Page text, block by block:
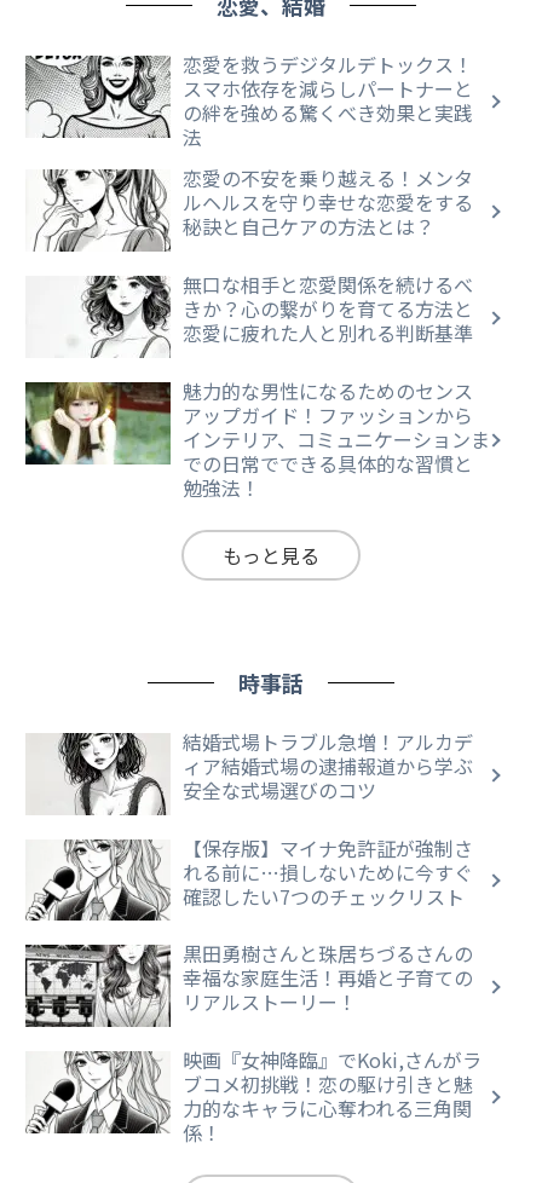
恋愛を救うデジタルデトックス！
スマホ依存を減らしパートナーと
の絆を強める驚くべき効果と実践
法
恋愛の不安を乗り越える！メンタ
ルヘルスを守り幸せな恋愛をする
秘訣と自己ケアの方法とは？
無口な相手と恋愛関係を続けるべ
きか？心の繋がりを育てる方法と
恋愛に疲れた人と別れる判断基準
魅力的な男性になるためのセンス
アップガイド！ファッションから
インテリア、コミュニケーションま
での日常でできる具体的な習慣と
勉強法！
もっと見る
時事話
結婚式場トラブル急増！アルカデ
ィア結婚式場の逮捕報道から学ぶ
安全な式場選びのコツ
【保存版】マイナ免許証が強制さ
れる前に…損しないために今すぐ
確認したい7つのチェックリスト
黒田勇樹さんと珠居ちづるさんの
幸福な家庭生活！再婚と子育ての
リアルストーリー！
映画『女神降臨』でKoki,さんがラ
ブコメ初挑戦！恋の駆け引きと魅
力的なキャラに心奪われる三角関
係！